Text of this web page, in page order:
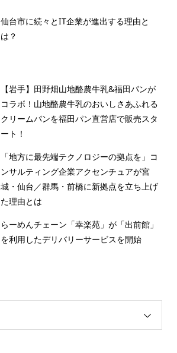
仙台市に続々とIT企業が進出する理由と
は？
【岩手】田野畑山地酪農牛乳&福田パンが
コラボ！山地酪農牛乳のおいしさあふれる
クリームパンを福田パン直営店で販売スタ
ート！
「地方に最先端テクノロジーの拠点を」コ
ンサルティング企業アクセンチュアが宮
城・仙台／群馬・前橋に新拠点を立ち上げ
た理由とは
らーめんチェーン「幸楽苑」が「出前館」
を利用したデリバリーサービスを開始